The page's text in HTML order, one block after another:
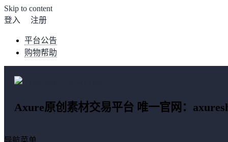
Skip to content
登入
注册
平台公告
购物帮助
Axure原创素材交易平台 唯一官网：